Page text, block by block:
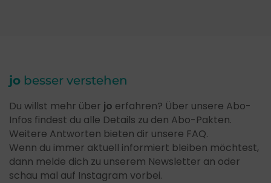
jo besser verstehen
Du willst mehr über jo erfahren? Über unsere Abo-
Infos findest du alle Details zu den Abo-Pakten.
Weitere Antworten bieten dir unsere FAQ.
Wenn du immer aktuell informiert bleiben möchtest,
dann melde dich zu unserem Newsletter an oder
schau mal auf Instagram vorbei.